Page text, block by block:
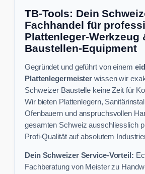
TB-Tools: Dein
Fachhandel für
Plattenleger-Werkzeug
Baustellen-Equipment
Gegründet und geführt von einem
Plattenlegermeister wissen wir
Schweizer Baustelle keine Zeit für
Wir bieten Plattenlegern,
Ofenbauern und anspruchsvollen
gesamten Schweiz ausschliesslich
Profi-Qualität auf absolutem
Dein Schweizer Service-Vorteil:
Fachberatung von Meister zu